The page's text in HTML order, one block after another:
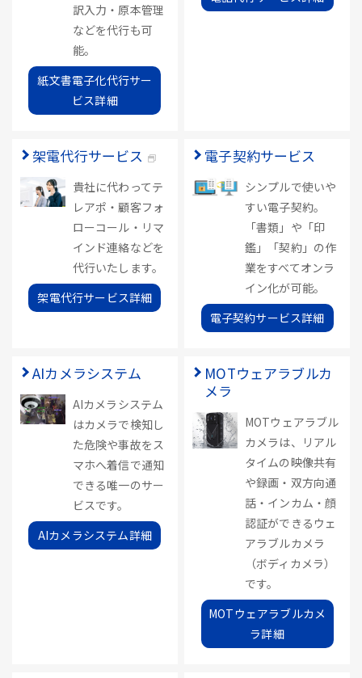
訳入力・原本管理
などを代行も可
能。
紙文書電子化代行サー
ビス詳細
架電代行サービス
貴社に代わってテ
レアポ・顧客フォ
ローコール・リマ
インド連絡などを
代行いたします。
架電代行サービス詳細
電子契約サービス
シンプルで使いや
すい電子契約。
「書類」や「印
鑑」「契約」の作
業をすべてオンラ
イン化が可能。
電子契約サービス詳細
AIカメラシステム
AIカメラシステム
はカメラで検知し
た危険や事故をス
マホへ着信で通知
できる唯一のサー
ビスです。
AIカメラシステム詳細
MOTウェアラブルカ
メラ
MOTウェアラブル
カメラは、リアル
タイムの映像共有
や録画・双方向通
話・インカム・顔
認証ができるウェ
アラブルカメラ
（ボディカメラ）
です。
MOTウェアラブルカメ
ラ詳細